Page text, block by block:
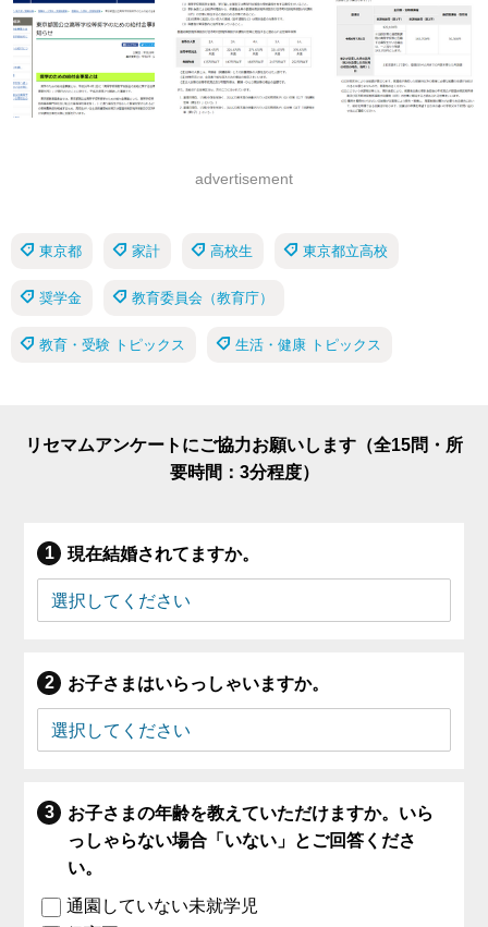
advertisement
東京都 家計 高校生 東京都立高校
奨学金 教育委員会（教育庁）
教育・受験 トピックス 生活・健康 トピックス
リセマムアンケートにご協力お願いします（全15問・所
要時間：3分程度）
現在結婚されてますか。
お子さまはいらっしゃいますか。
お子さまの年齢を教えていただけますか。いら
っしゃらない場合「いない」とご回答くださ
い。
通園していない未就学児